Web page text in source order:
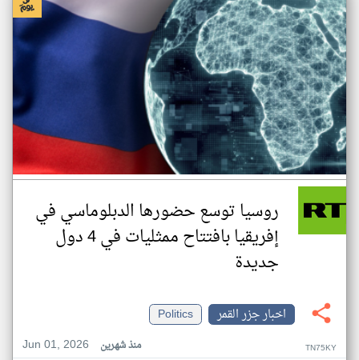
روسيا توسع حضورها الدبلوماسي في
إفريقيا بافتتاح ممثليات في 4 دول
جديدة
اخبار جزر القمر
Politics
Jun 01, 2026
منذ شهرين TN75KY